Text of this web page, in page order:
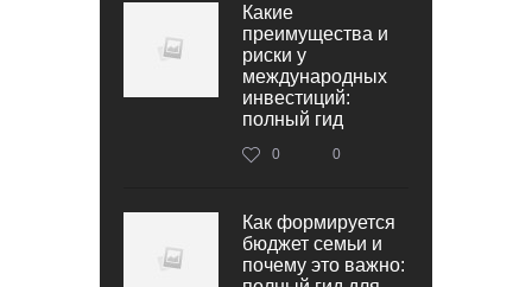
Какие
преимущества и
риски у
международных
инвестиций:
полный гид
0 0
Как формируется
бюджет семьи и
почему это важно: